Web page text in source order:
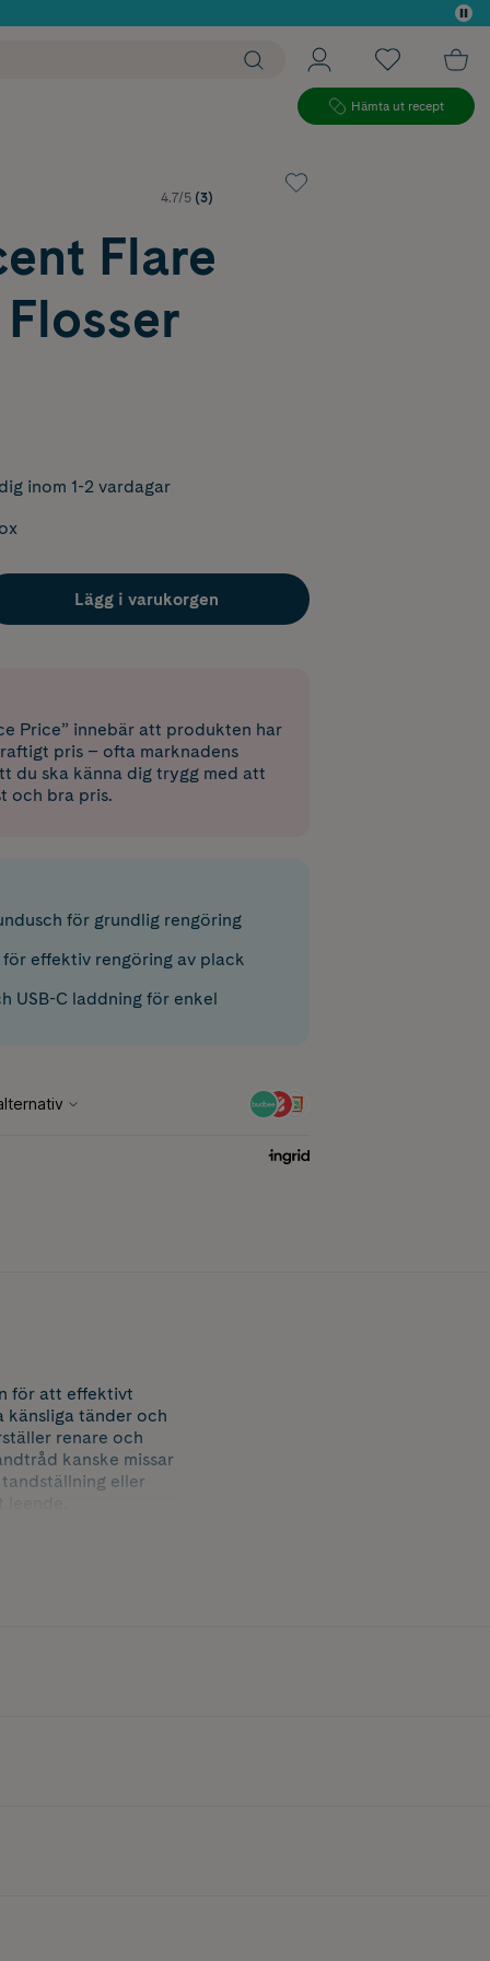
Hämta ut recept
4.7/5 (3)
Flare
inom 1-2 vardagar
Lägg i varukorgen
Price” innebär att produkten har
pris – ofta marknadens
du ska känna dig trygg med att
och bra pris.
för grundlig rengöring
effektiv rengöring av plack
USB-C laddning för enkel
för att effektivt
känsliga tänder och
renare och
kanske missar
eller